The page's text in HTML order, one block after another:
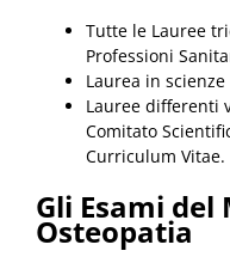
Tutte le Lauree
Professioni
Laurea in
Lauree differenti
Comitato
Curriculum Vitae.
Gli Esami del
Osteopatia